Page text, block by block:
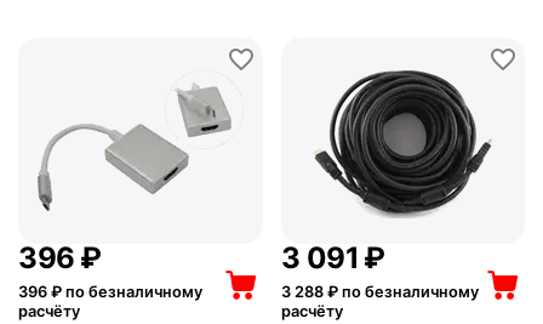
‍396‍ ₽
396 ₽ по безналичному
расчёту
3 091 ₽
3 288₽ по безналичному
расчёту